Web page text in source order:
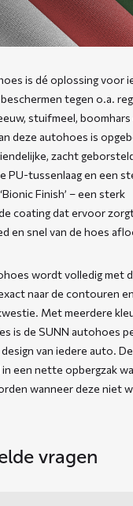
is dé oplossing voor
tegen o.a.
stuifmeel,
deze autohoes is
zacht
PU-tussenlaag en een
Finish’ – een sterk
coating dat ervoor
en snel van de hoes
wordt volledig met
naar de contouren
Met meerdere
is de SUNN autohoes
van iedere auto.
een nette opbergzak
wanneer deze niet
vragen